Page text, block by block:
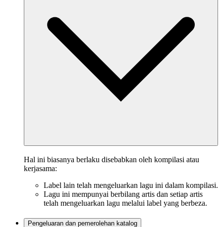
Hal ini biasanya berlaku disebabkan oleh kompilasi atau
kerjasama:
Label lain telah mengeluarkan lagu ini dalam kompilasi.
Lagu ini mempunyai berbilang artis dan setiap artis
telah mengeluarkan lagu melalui label yang berbeza.
Pengeluaran dan pemerolehan katalog